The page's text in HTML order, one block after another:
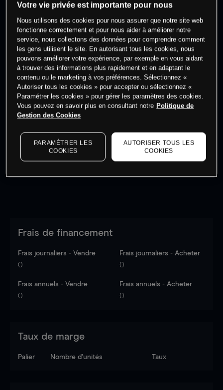
0 % des clients ont une position à
cet actif
Commencez à trader
dernières données du marché.Log into see latest
market data
Frais de financement
Frais journaliers - Vendre
0
Frais journaliers - Acheter
0
Frais annuels - Vendre
0
Frais annuels - Acheter
0
Taux de marge
Palier Nombre d’unités Taux
Votre vie privée est importante pour nous
Nous utilisons des cookies pour nous assurer que notre site web
fonctionne correctement et pour nous aider à améliorer notre
service, nous collectons des données pour comprendre comment
les gens utilisent le site. En autorisant tous les cookies, nous
pouvons améliorer votre expérience, par exemple en vous aidant
à trouver des informations plus rapidement et en adaptant le
contenu ou le marketing à vos préférences. Sélectionnez «
Autoriser tous les cookies » pour accepter ou sélectionnez «
Paramétrer les cookies » pour gérer les paramètres des cookies.
Vous pouvez en savoir plus en consultant notre Politique de
Gestion des Cookies
PARAMÉTRER LES
COOKIES
AUTORISER TOUS LES
COOKIES